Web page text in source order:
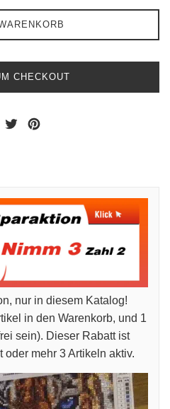
CHECKOUT
Facebook teilen
Auf Twitter twittern
Auf Pinterest pinnen
nur in diesem Katalog!
in den Warenkorb, und 1
sein). Dieser Rabatt ist
mehr 3 Artikeln aktiv.